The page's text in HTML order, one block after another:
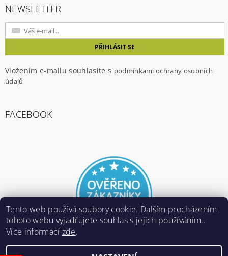
NEWSLETTER
Vložením e-mailu souhlasíte s podmínkami ochrany osobních
údajů
FACEBOOK
Tento web používá soubory cookie. Dalším procházením
tohoto webu vyjadřujete souhlas s jejich používáním..
Více informací zde.